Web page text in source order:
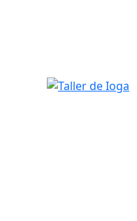
Taller de Ioga